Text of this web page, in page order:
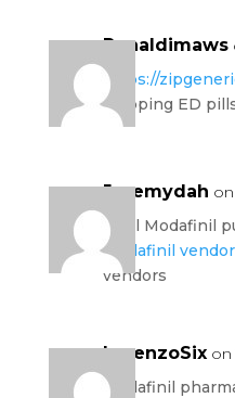
Ronaldimaws
https://
shipping ED
Jeremydah on
legal Modafinil
Modafinil
vendors
LorenzoSix on
modafinil